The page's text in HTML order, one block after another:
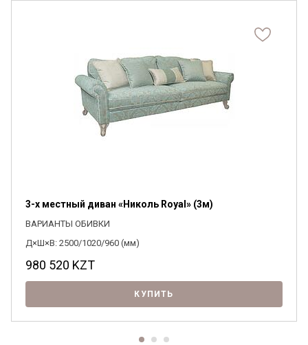
3-х местный диван «Николь Royal» (3м)
ВАРИАНТЫ ОБИВКИ
Д×Ш×В: 2500/1020/960 (мм)
980 520 KZT
КУПИТЬ